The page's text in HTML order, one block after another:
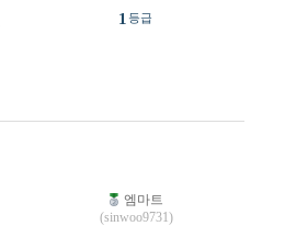
1 등급
엠마트
(sinwoo9731)